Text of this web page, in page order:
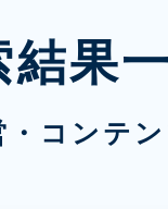
結果
・コンテ